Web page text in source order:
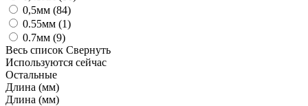
0,5мм (84)
0.55мм (1)
0.7мм (9)
Весь список Свернуть
Используются сейчас
Остальные
Длина (мм)
Длина (мм)